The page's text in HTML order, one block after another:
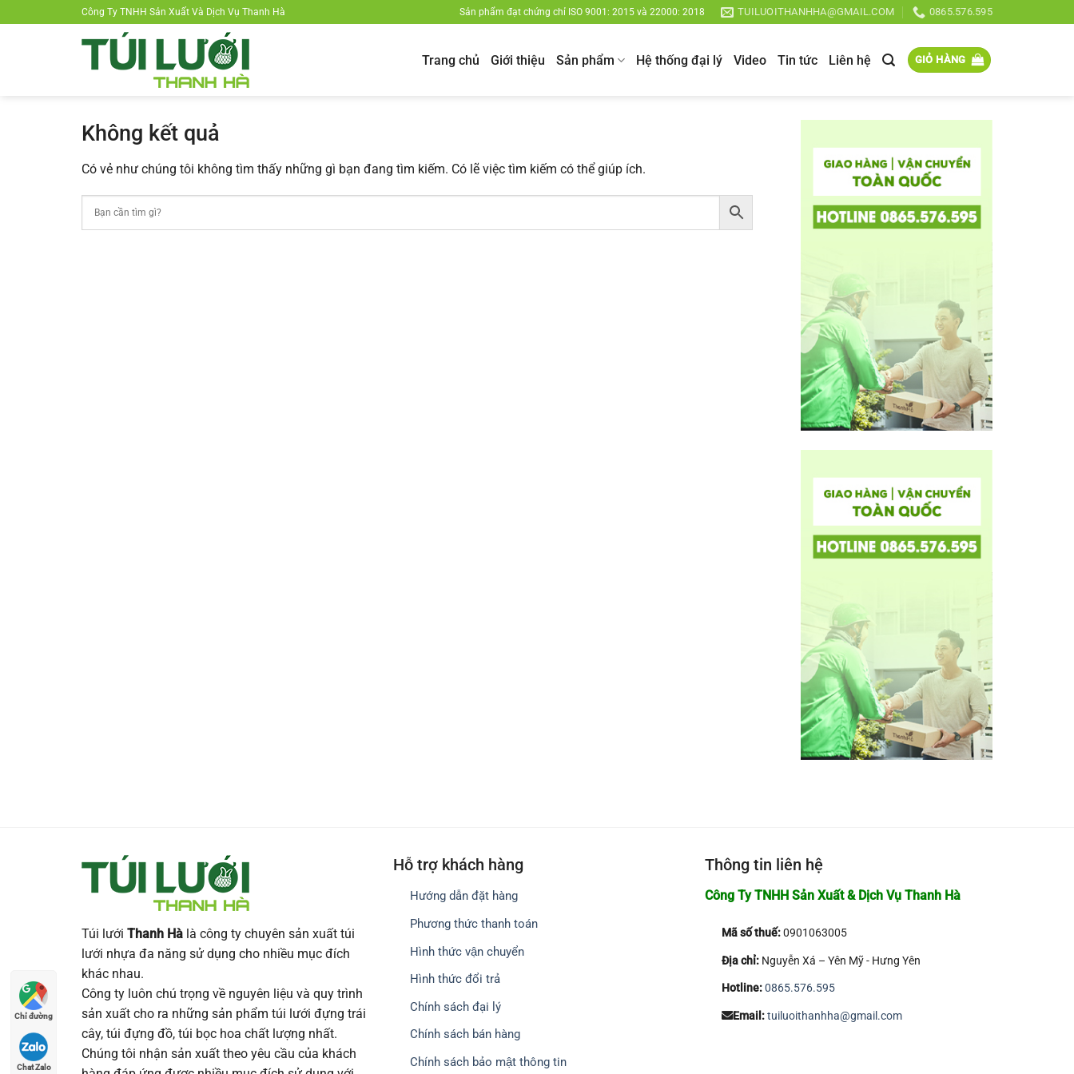
đến
Công Ty TNHH Sản Xuất Và Dịch Vụ Thanh Hà Sản phẩm đạt chứng chỉ ISO 9001: 2015 và 22000: 2018 TUILUOITHANHHA@GMAIL.COM 0865.576.595
Trang chủ Giới thiệu Sản phẩm Hệ thống đại lý Video Tin tức Liên hệ GIỎ HÀNG
Không kết quả
Có vẻ như chúng tôi không tìm thấy những gì bạn đang tìm kiếm. Có lẽ việc tìm kiếm có thể giúp ích.
Túi lưới Thanh Hà là công ty chuyên sản xuất túi
lưới nhựa đa năng sử dụng cho nhiều mục đích
khác nhau.
Công ty luôn chú trọng về nguyên liệu và quy trình
sản xuất cho ra những sản phẩm túi lưới đựng trái
cây, túi đựng đồ, túi bọc hoa chất lượng nhất.
Chúng tôi nhận sản xuất theo yêu cầu của khách
Hỗ trợ khách hàng
Hướng dẫn đặt hàng
Phương thức thanh toán
Hình thức vận chuyển
Hình thức đổi trả
Chính sách đại lý
Chính sách bán hàng
Chính sách bảo mật thông tin
Thông tin liên hệ
Công Ty TNHH Sản Xuất & Dịch Vụ Thanh Hà
Mã số thuế:0901063005
Địa chỉ:Nguyễn Xá – Yên Mỹ - Hưng Yên
Hotline:0865.576.595
Email:tuiluoithanhha@gmail.com
Chỉ đường
Chat Zalo